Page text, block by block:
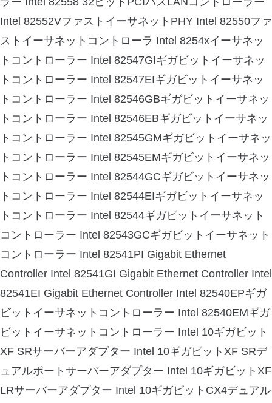
Intel 82552VファストイーサネットPHY Intel 82550ファ
ストイーサネットコントローラ Intel 8254xイーサネッ
トコントローラー Intel 82547GIギガビットイーサネッ
トコントローラー Intel 82547EIギガビットイーサネッ
トコントローラー Intel 82546GBギガビットイーサネッ
トコントローラー Intel 82546EBギガビットイーサネッ
トコントローラー Intel 82545GMギガビットイーサネッ
トコントローラー Intel 82545EMギガビットイーサネッ
トコントローラー Intel 82544GCギガビットイーサネッ
トコントローラー Intel 82544EIギガビットイーサネッ
トコントローラー Intel 82544ギガビットイーサネット
コントローラー Intel 82543GCギガビットイーサネット
コントローラー Intel 82541PI Gigabit Ethernet
Controller Intel 82541GI Gigabit Ethernet Controller Intel
82541EI Gigabit Ethernet Controller Intel 82540EPギガ
ビットイーサネットコントローラー Intel 82540EMギガ
ビットイーサネットコントローラー Intel 10ギガビット
XF SRサーバーアダプター Intel 10ギガビットXF SRデ
ュアルポートサーバーアダプター Intel 10ギガビットXF
LRサーバーアダプター Intel 10ギガビットCX4デュアル